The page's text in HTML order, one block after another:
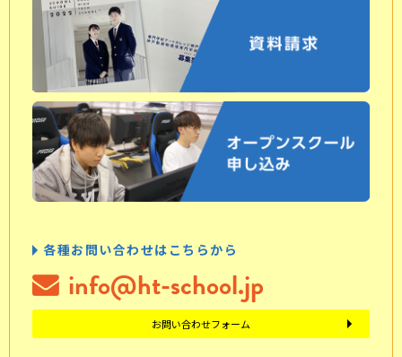
各種お問い合わせはこちらから
info@ht-school.jp
お問い合わせフォーム